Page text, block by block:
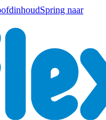
Spring naar